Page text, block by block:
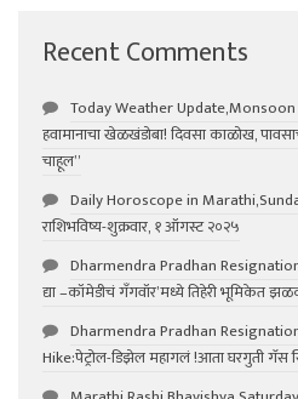
Recent Comments
Today Weather
हवामानाचा खेळखंडोबा! दिवसा काळोख,
चाहूल”
Daily Horoscope in
राशिभविष्य-शुक्रवार, १ ऑगस्ट २०२५
Dharmendra Pradhan
द्या –कॉमेडीचं गॅंगवॉर’मध्ये तिहेरी भूमिकेत
Dharmendra Pradhan
Hike:पेट्रोल-डिझेल महागलं !आता घरगुती गॅस